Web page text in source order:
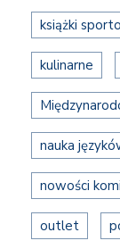
książki
kulinarne
nauka
nowości
outlet